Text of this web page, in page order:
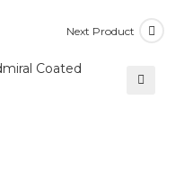
Next Product